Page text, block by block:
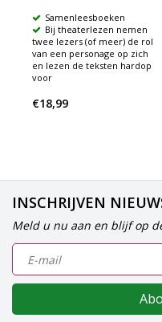
Samenleesboeken
Bij theaterlezen nemen
twee lezers (of meer) de rol
van een personage op zich
en lezen de teksten hardop
voor
€18,99
INSCHRIJVEN
Meld u nu aan en blijf op